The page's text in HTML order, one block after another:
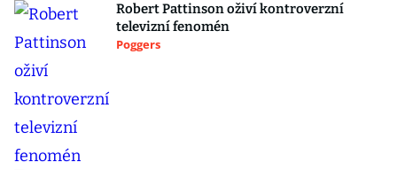
Robert Pattinson oživí kontroverzní
televizní fenomén
Poggers